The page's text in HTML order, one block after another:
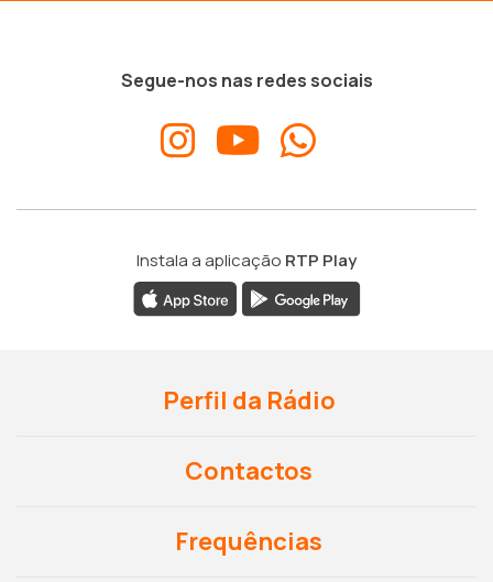
Segue-nos nas redes sociais
Instala a aplicação RTP Play
Perfil da Rádio
Contactos
Frequências